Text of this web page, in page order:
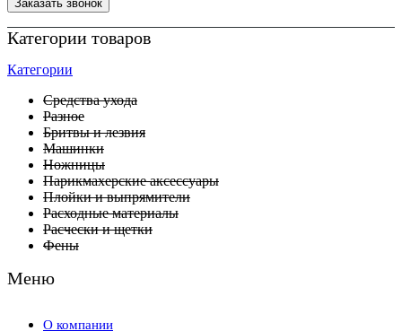
Категории товаров
Категории
Средства ухода
Разное
Бритвы и лезвия
Машинки
Ножницы
Парикмахерские аксессуары
Плойки и выпрямители
Расходные материалы
Расчески и щетки
Фены
Меню
О компании